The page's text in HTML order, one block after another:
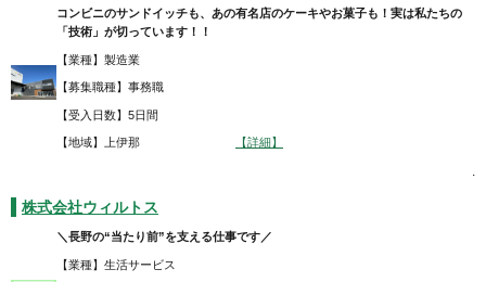
コンビニのサンドイッチも、あの有名店のケーキやお菓子も！実は私たちの
「技術」が切っています！！
【業種】製造業
【募集職種】事務職
【受入日数】5日間
【地域】上伊那 【詳細】
.
株式会社ウィルトス
＼長野の“当たり前”を支える仕事です／
【業種】生活サービス